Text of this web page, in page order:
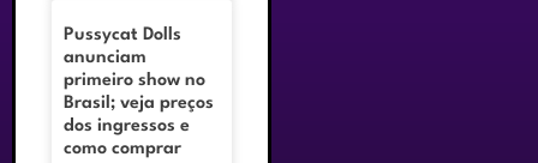
Pussycat Dolls
anunciam
primeiro show no
Brasil; veja preços
dos ingressos e
como comprar